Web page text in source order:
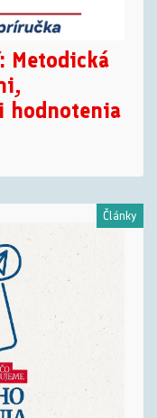
Metodická
hodnotenia
Články